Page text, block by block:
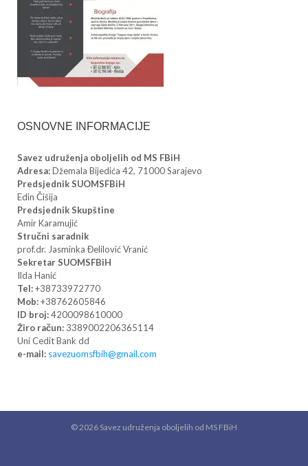
OSNOVNE INFORMACIJE
Savez udruženja oboljelih od MS FBiH
Adresa:Džemala Bijedića 42, 71000 Sarajevo
Predsjednik SUOMSFBiH
Edin Čišija
Predsjednik Skupštine
Amir Karamujić
Stručni saradnik
prof.dr. Jasminka Đelilović Vranić
Sekretar SUOMSFBiH
Ilda Hanić
Tel:+38733972770
Mob:+38762605846
ID broj:4200098610000
Žiro račun: 3389002206365114
Uni Cedit Bank dd
e-mail: savezuomsfbih@gmail.com
© 2026 Savez udruženja oboljelih od MS FBiH